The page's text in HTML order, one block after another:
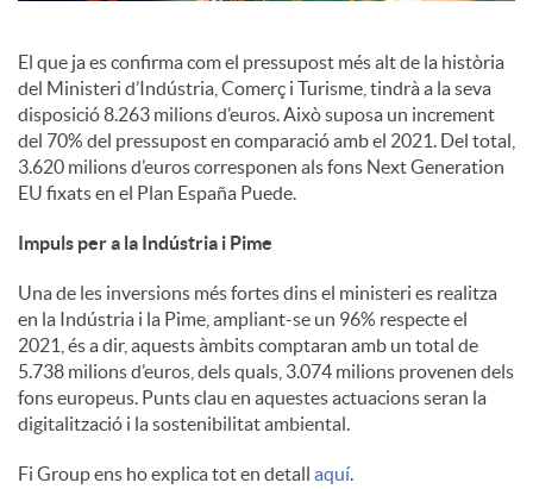
c
o
n
t
i
n
El que ja es confirma com el pressupost més alt de la història
del Ministeri d’Indústria, Comerç i Turisme, tindrà a la seva
disposició 8.263 milions d’euros. Això suposa un increment
del 70% del pressupost en comparació amb el 2021. Del total,
3.620 milions d’euros corresponen als fons Next Generation
EU fixats en el Plan España Puede.
Impuls per a la Indústria i Pime
Una de les inversions més fortes dins el ministeri es realitza
en la Indústria i la Pime, ampliant-se un 96% respecte el
2021, és a dir, aquests àmbits comptaran amb un total de
5.738 milions d’euros, dels quals, 3.074 milions provenen dels
fons europeus. Punts clau en aquestes actuacions seran la
digitalització i la sostenibilitat ambiental.
Fi Group ens ho explica tot en detall aquí.